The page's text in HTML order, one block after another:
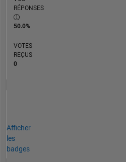
RÉPONSES
50.0%
VOTES
REÇUS
0
Afficher
les
badges